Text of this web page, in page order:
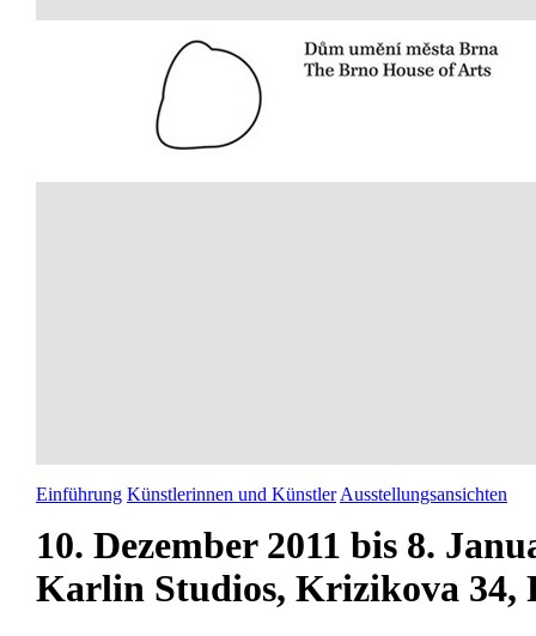
Einführung Künstlerinnen und Künstler Ausstellungsansichten
10. Dezember 2011 bis 8.
Karlin Studios, Krizikova 34,